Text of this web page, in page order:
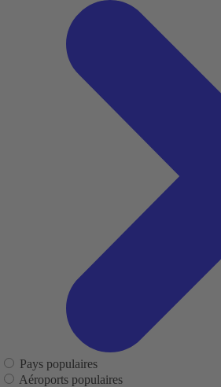
Pays populaires
Aéroports populaires